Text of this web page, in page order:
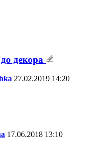
декора
27.02.2019 14:20
17.06.2018 13:10